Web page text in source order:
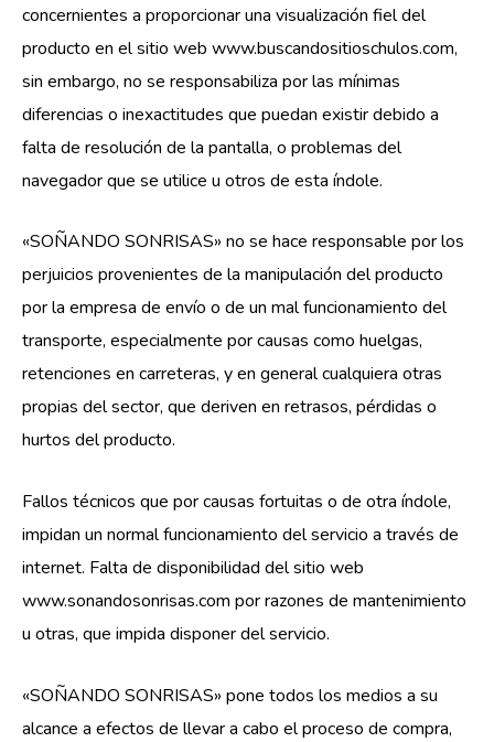
concernientes a proporcionar una visualización fiel del
producto en el sitio web www.buscandositioschulos.com,
sin embargo, no se responsabiliza por las mínimas
diferencias o inexactitudes que puedan existir debido a
falta de resolución de la pantalla, o problemas del
navegador que se utilice u otros de esta índole.
«SOÑANDO SONRISAS» no se hace responsable por los
perjuicios provenientes de la manipulación del producto
por la empresa de envío o de un mal funcionamiento del
transporte, especialmente por causas como huelgas,
retenciones en carreteras, y en general cualquiera otras
propias del sector, que deriven en retrasos, pérdidas o
hurtos del producto.
Fallos técnicos que por causas fortuitas o de otra índole,
impidan un normal funcionamiento del servicio a través de
internet. Falta de disponibilidad del sitio web
www.sonandosonrisas.com por razones de mantenimiento
u otras, que impida disponer del servicio.
«SOÑANDO SONRISAS» pone todos los medios a su
alcance a efectos de llevar a cabo el proceso de compra,